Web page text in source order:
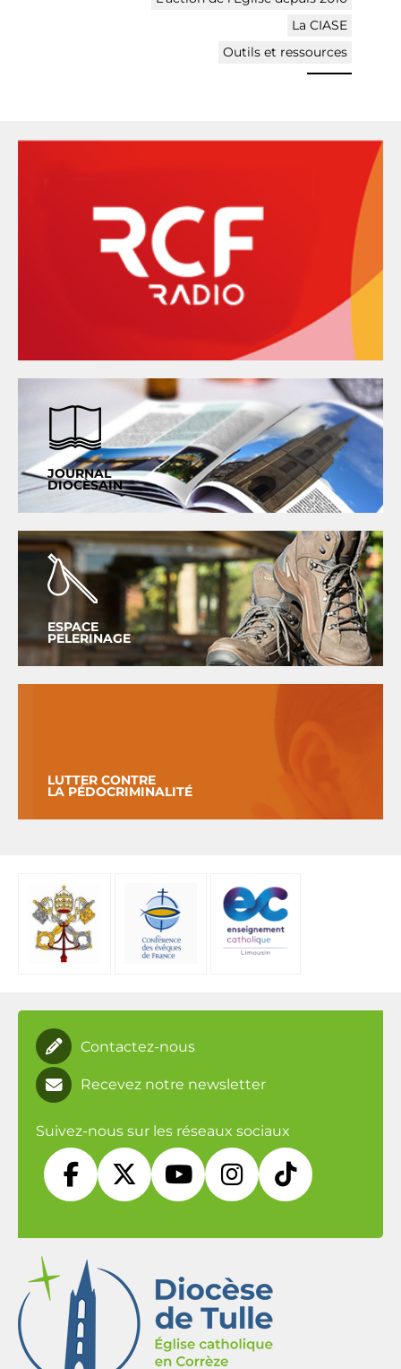
La CIASE
Outils et ressources
JOURNAL
DIOCÈSAIN
ESPACE
PELERINAGE
LUTTER CONTRE
LA PÉDOCRIMINALITÉ
Contactez-nous
Recevez notre newsletter
Suivez-nous sur les réseaux sociaux
    